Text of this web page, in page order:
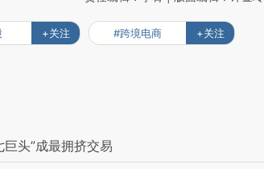
+关注 #跨境电商 +关注
头”成最拥挤交易